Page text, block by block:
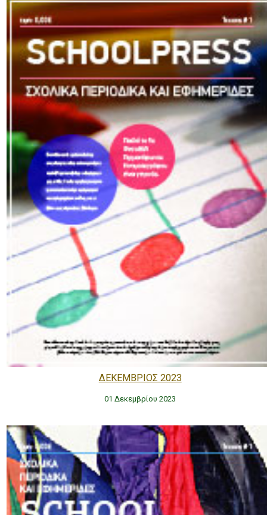
ΔΕΚΕΜΒΡΙΟΣ 2023
01 Δεκεμβρίου 2023